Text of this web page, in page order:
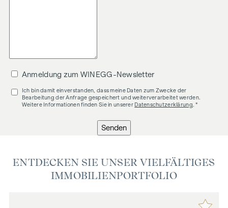
Anmeldung zum WINEGG-Newsletter
Ich bin damit einverstanden, dass meine Daten zum Zwecke der
Bearbeitung der Anfrage gespeichert und weiterverarbeitet werden.
Weitere Informationen finden Sie in unserer Datenschutzerklärung. *
Senden
ENTDECKEN SIE UNSER VIELFÄLTIGES
IMMOBILIENPORTFOLIO